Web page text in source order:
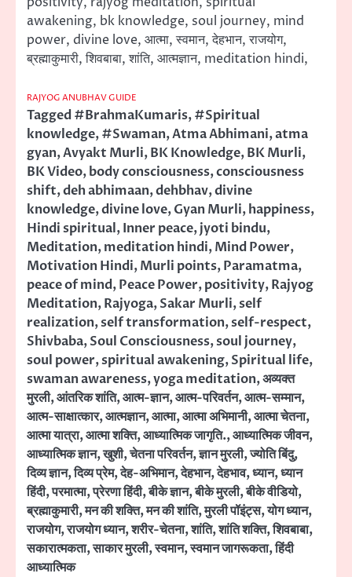
awakening, bk knowledge, soul journey, mind
power, divine love, आत्मा, स्वमान, देहभान, राजयोग,
ब्रह्माकुमारी, शिवबाबा, शांति, आत्मज्ञान, meditation hindi,
RAJYOG ANUBHAV GUIDE
Tagged#BrahmaKumaris,#Spiritual
knowledge,#Swaman,Atma Abhimani,atma
gyan,Avyakt Murli,BK Knowledge,BK Murli,
BK Video,body consciousness,consciousness
shift,deh abhimaan,dehbhav,divine
knowledge,divine love,Gyan Murli,happiness,
Hindi spiritual,Inner peace,jyoti bindu,
Meditation,meditation hindi,Mind Power,
Motivation Hindi,Murli points,Paramatma,
peace of mind,Peace Power,positivity,Rajyog
Meditation,Rajyoga,Sakar Murli,self
realization,self transformation,self-respect,
Shivbaba,Soul Consciousness,soul journey,
soul power,spiritual awakening,Spiritual life,
swaman awareness,yoga meditation,अव्यक्त
मुरली,आंतरिक शांति,आत्म-ज्ञान,आत्म-परिवर्तन,आत्म-सम्मान,
आत्म-साक्षात्कार,आत्मज्ञान,आत्मा,आत्मा अभिमानी,आत्मा चेतना,
आत्मा यात्रा,आत्मा शक्ति,आध्यात्मिक जागृति.,आध्यात्मिक जीवन,
आध्यात्मिक ज्ञान,खुशी,चेतना परिवर्तन,ज्ञान मुरली,ज्योति बिंदु,
दिव्य ज्ञान,दिव्य प्रेम,देह-अभिमान,देहभान,देहभाव,ध्यान,ध्यान
हिंदी,परमात्मा,प्रेरणा हिंदी,बीके ज्ञान,बीके मुरली,बीके वीडियो,
ब्रह्माकुमारी,मन की शक्ति,मन की शांति,मुरली पॉइंट्स,योग ध्यान,
राजयोग,राजयोग ध्यान,शरीर-चेतना,शांति,शांति शक्ति,शिवबाबा,
सकारात्मकता,साकार मुरली,स्वमान,स्वमान जागरूकता,हिंदी
आध्यात्मिक